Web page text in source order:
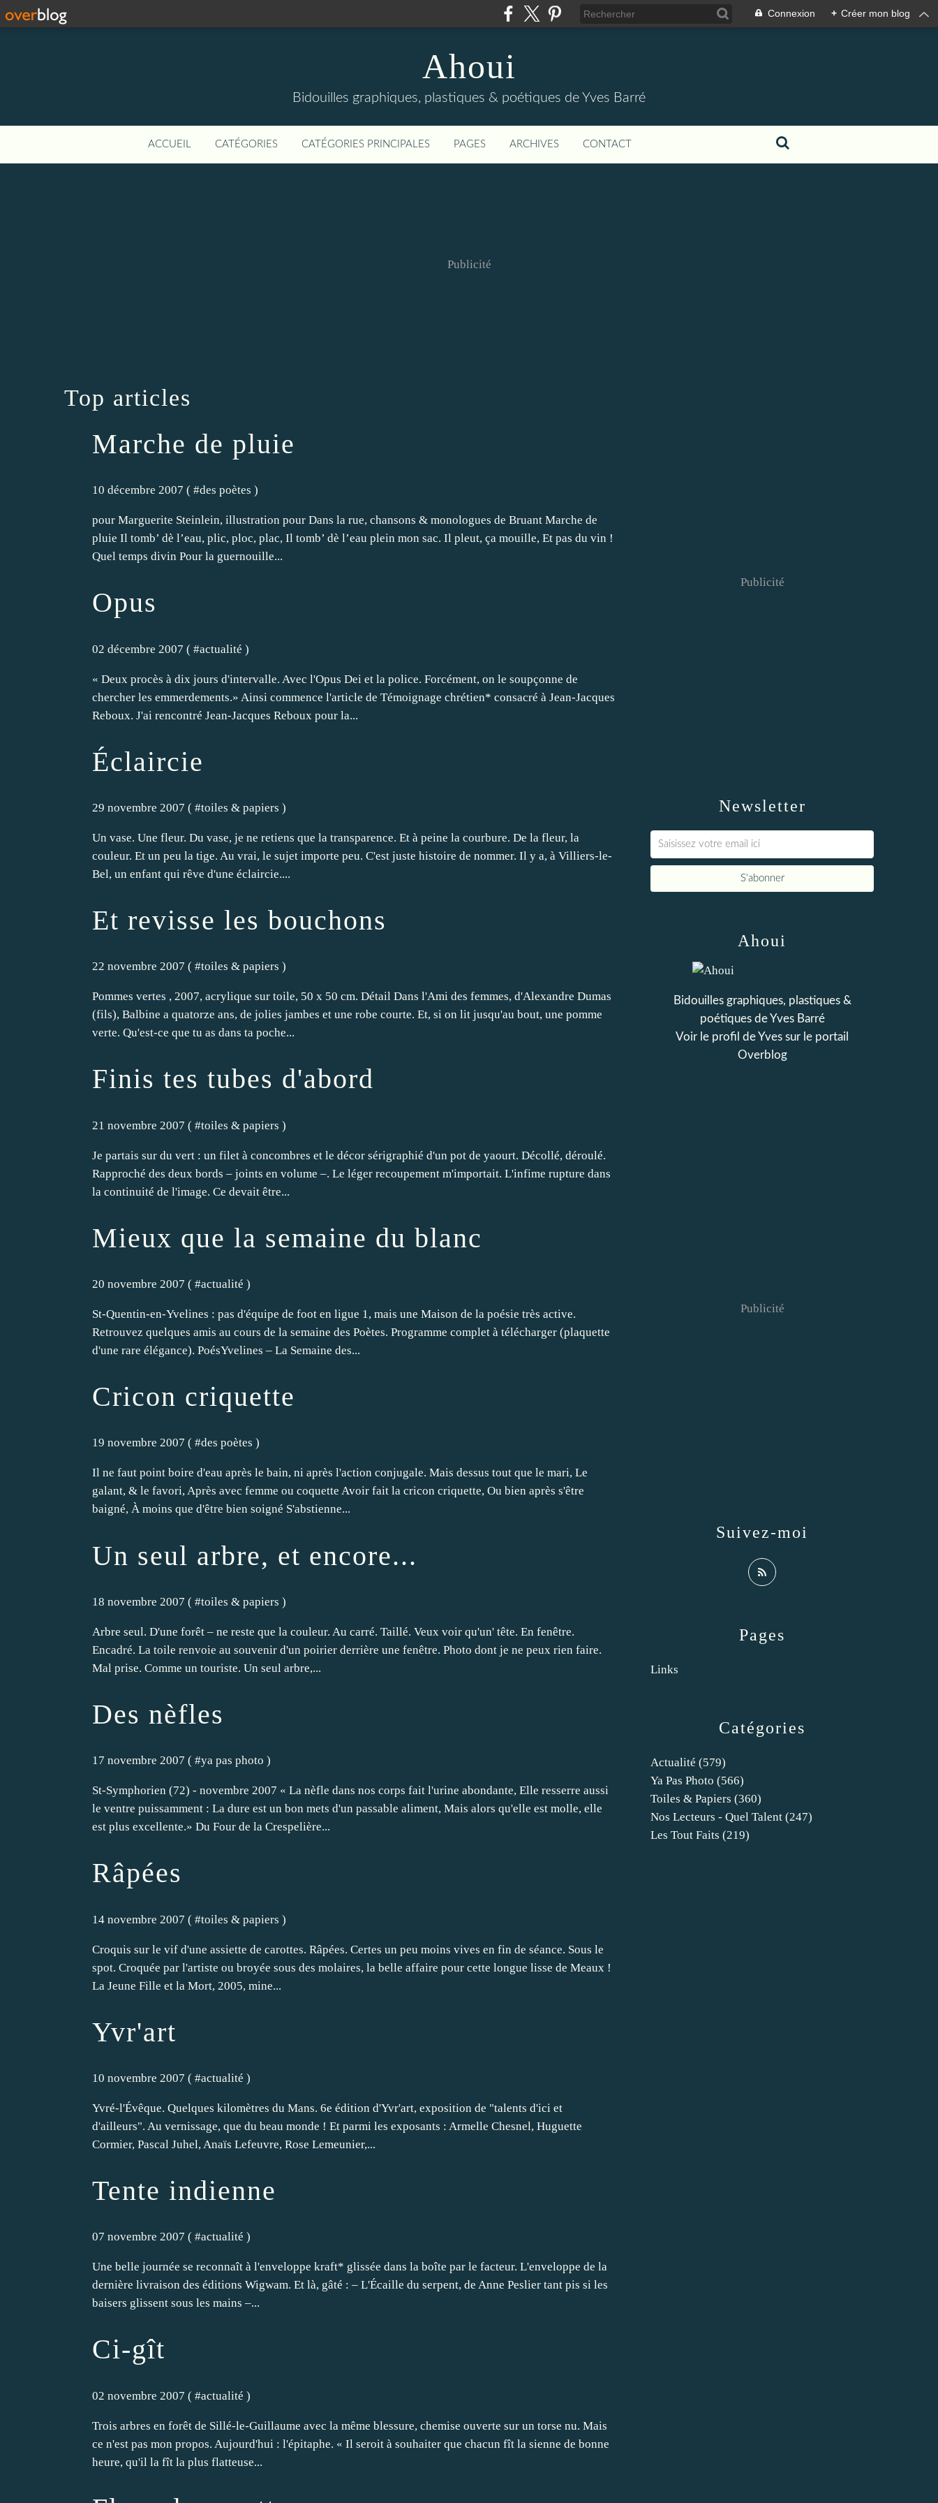
Connexion + Créer mon blog
Ahoui
Bidouilles graphiques, plastiques & poétiques de Yves Barré
ACCUEIL CATÉGORIES CATÉGORIES PRINCIPALES PAGES ARCHIVES CONTACT
Publicité
Top articles
Marche de pluie
10 décembre 2007 ( #des poètes )
pour Marguerite Steinlein, illustration pour Dans la rue, chansons & monologues de Bruant Marche de
pluie Il tomb’ dè l’eau, plic, ploc, plac, Il tomb’ dè l’eau plein mon sac. Il pleut, ça mouille, Et pas du vin !
Quel temps divin Pour la guernouille...
Opus
02 décembre 2007 ( #actualité )
« Deux procès à dix jours d'intervalle. Avec l'Opus Dei et la police. Forcément, on le soupçonne de
chercher les emmerdements.» Ainsi commence l'article de Témoignage chrétien* consacré à Jean-Jacques
Reboux. J'ai rencontré Jean-Jacques Reboux pour la...
Éclaircie
29 novembre 2007 ( #toiles & papiers )
Un vase. Une fleur. Du vase, je ne retiens que la transparence. Et à peine la courbure. De la fleur, la
couleur. Et un peu la tige. Au vrai, le sujet importe peu. C'est juste histoire de nommer. Il y a, à Villiers-le-
Bel, un enfant qui rêve d'une éclaircie....
Et revisse les bouchons
22 novembre 2007 ( #toiles & papiers )
Pommes vertes , 2007, acrylique sur toile, 50 x 50 cm. Détail Dans l'Ami des femmes, d'Alexandre Dumas
(fils), Balbine a quatorze ans, de jolies jambes et une robe courte. Et, si on lit jusqu'au bout, une pomme
verte. Qu'est-ce que tu as dans ta poche...
Finis tes tubes d'abord
21 novembre 2007 ( #toiles & papiers )
Je partais sur du vert : un filet à concombres et le décor sérigraphié d'un pot de yaourt. Décollé, déroulé.
Rapproché des deux bords – joints en volume –. Le léger recoupement m'importait. L'infime rupture dans
la continuité de l'image. Ce devait être...
Mieux que la semaine du blanc
20 novembre 2007 ( #actualité )
St-Quentin-en-Yvelines : pas d'équipe de foot en ligue 1, mais une Maison de la poésie très active.
Retrouvez quelques amis au cours de la semaine des Poètes. Programme complet à télécharger (plaquette
d'une rare élégance). PoésYvelines – La Semaine des...
Cricon criquette
19 novembre 2007 ( #des poètes )
Il ne faut point boire d'eau après le bain, ni après l'action conjugale. Mais dessus tout que le mari, Le
galant, & le favori, Après avec femme ou coquette Avoir fait la cricon criquette, Ou bien après s'être
baigné, À moins que d'être bien soigné S'abstienne...
Un seul arbre, et encore...
18 novembre 2007 ( #toiles & papiers )
Arbre seul. D'une forêt – ne reste que la couleur. Au carré. Taillé. Veux voir qu'un' tête. En fenêtre.
Encadré. La toile renvoie au souvenir d'un poirier derrière une fenêtre. Photo dont je ne peux rien faire.
Mal prise. Comme un touriste. Un seul arbre,...
Des nèfles
17 novembre 2007 ( #ya pas photo )
St-Symphorien (72) - novembre 2007 « La nèfle dans nos corps fait l'urine abondante, Elle resserre aussi
le ventre puissamment : La dure est un bon mets d'un passable aliment, Mais alors qu'elle est molle, elle
est plus excellente.» Du Four de la Crespelière...
Râpées
14 novembre 2007 ( #toiles & papiers )
Croquis sur le vif d'une assiette de carottes. Râpées. Certes un peu moins vives en fin de séance. Sous le
spot. Croquée par l'artiste ou broyée sous des molaires, la belle affaire pour cette longue lisse de Meaux !
La Jeune Fille et la Mort, 2005, mine...
Yvr'art
10 novembre 2007 ( #actualité )
Yvré-l'Évêque. Quelques kilomètres du Mans. 6e édition d'Yvr'art, exposition de "talents d'ici et
d'ailleurs". Au vernissage, que du beau monde ! Et parmi les exposants : Armelle Chesnel, Huguette
Cormier, Pascal Juhel, Anaïs Lefeuvre, Rose Lemeunier,...
Tente indienne
07 novembre 2007 ( #actualité )
Une belle journée se reconnaît à l'enveloppe kraft* glissée dans la boîte par le facteur. L'enveloppe de la
dernière livraison des éditions Wigwam. Et là, gâté : – L'Écaille du serpent, de Anne Peslier tant pis si les
baisers glissent sous les mains –...
Ci-gît
02 novembre 2007 ( #actualité )
Trois arbres en forêt de Sillé-le-Guillaume avec la même blessure, chemise ouverte sur un torse nu. Mais
ce n'est pas mon propos. Aujourd'hui : l'épitaphe. « Il seroit à souhaiter que chacun fît la sienne de bonne
heure, qu'il la fît la plus flatteuse...
Newsletter
Publicité
Catégories
Actualité (579)
Ya Pas Photo (566)
Toiles & Papiers (360)
Nos Lecteurs - Quel Talent (247)
Les Tout Faits (219)
Pages
Links
Ahoui
Bidouilles graphiques, plastiques &
poétiques de Yves Barré
Voir le profil deYves sur le portail
Overblog
Suivez-moi
Publicité